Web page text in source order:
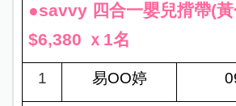
●savvy 四合一嬰兒揹帶(
$6,380 ｘ1名
1 易OO婷